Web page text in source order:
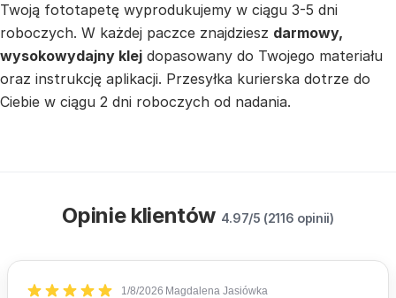
Twoją fototapetę wyprodukujemy w ciągu 3-5 dni
roboczych. W każdej paczce znajdziesz darmowy,
wysokowydajny klej dopasowany do Twojego materiału
oraz instrukcję aplikacji. Przesyłka kurierska dotrze do
Ciebie w ciągu 2 dni roboczych od nadania.
Opinie klientów 4.97/5 (2116 opinii)